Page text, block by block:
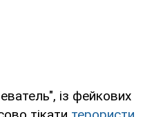
із фейкових